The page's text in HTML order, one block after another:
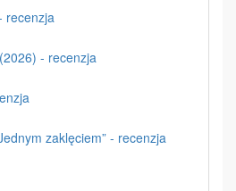
recenzja
- recenzja
zaklęciem” - recenzja